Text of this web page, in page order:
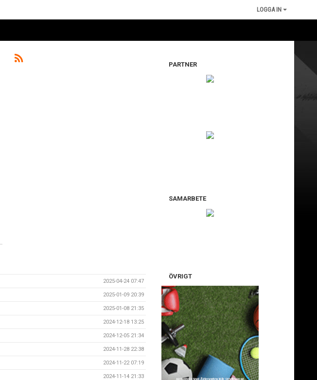
LOGGA IN
2025-04-24 07:47
2025-01-09 20:39
2025-01-08 21:35
2024-12-18 13:25
2024-12-05 21:34
2024-11-28 22:38
2024-11-22 07:19
2024-11-14 21:33
PARTNER
SAMARBETE
ÖVRIGT